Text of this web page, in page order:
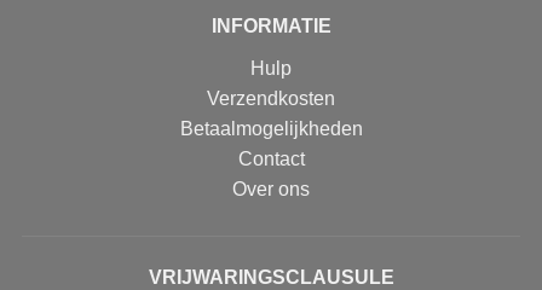
INFORMATIE
Hulp
Verzendkosten
Betaalmogelijkheden
Contact
Over ons
VRIJWARINGSCLAUSULE